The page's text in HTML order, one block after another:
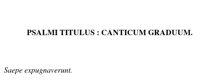
PSALMI TITULUS : CANTICUM GRADUUM.
Saepe expugnaverunt.